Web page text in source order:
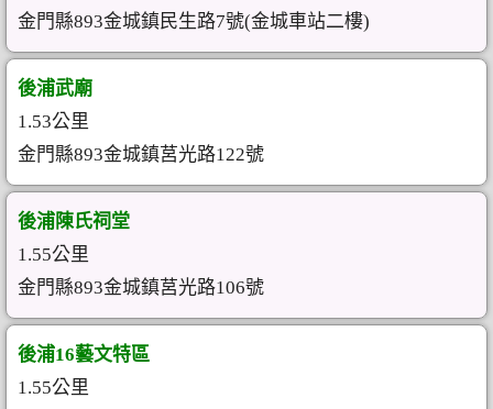
金門縣893金城鎮民生路7號(金城車站二樓)
後浦武廟
1.53公里
金門縣893金城鎮莒光路122號
後浦陳氏祠堂
1.55公里
金門縣893金城鎮莒光路106號
後浦16藝文特區
1.55公里